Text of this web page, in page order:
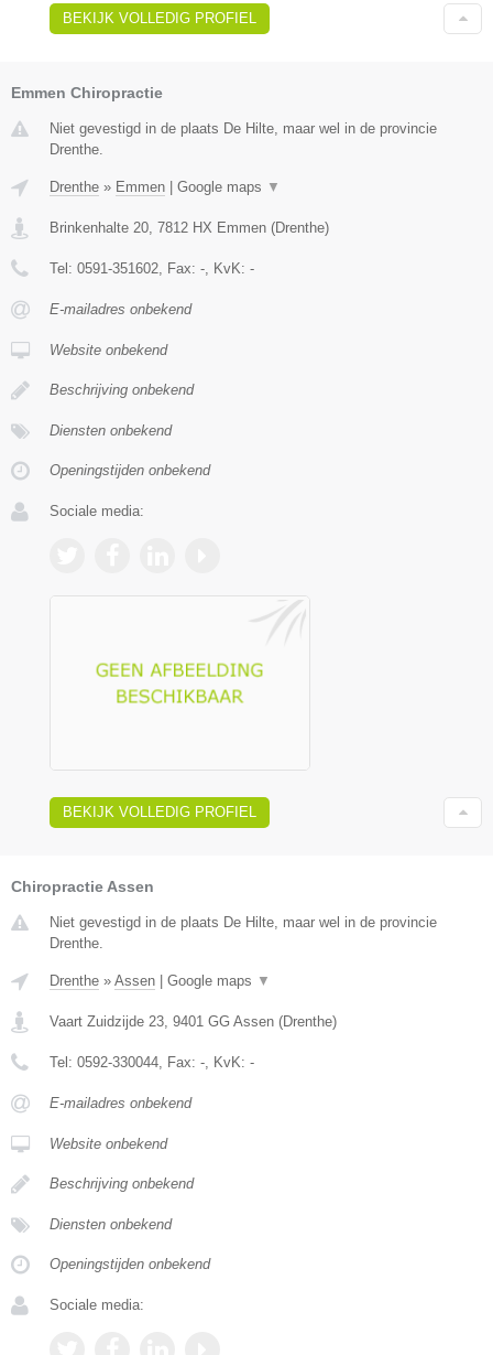
BEKIJK VOLLEDIG PROFIEL
Emmen Chiropractie
Niet gevestigd in de plaats De Hilte, maar wel in de provincie
Drenthe.
Drenthe » Emmen Google maps ▼
Brinkenhalte 20, 7812 HX Emmen (Drenthe)
Tel: 0591-351602, Fax: -, KvK: -
E-mailadres onbekend
Website onbekend
Beschrijving onbekend
Diensten onbekend
Openingstijden onbekend
Sociale media:
BEKIJK VOLLEDIG PROFIEL
Chiropractie Assen
Niet gevestigd in de plaats De Hilte, maar wel in de provincie
Drenthe.
Drenthe » Assen Google maps ▼
Vaart Zuidzijde 23 9401 GG Assen (Drenthe)
Tel: 0592-330044 , Fax: - , KvK: -
E-mailadres onbekend
Website onbekend
Beschrijving onbekend
Diensten onbekend
Openingstijden onbekend
Sociale media: